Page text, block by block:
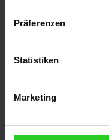
Präferenzen
Statistiken
Marketing
Papierkapazität von bis
umfangreichen
Preis.
EAN: 4549292198423